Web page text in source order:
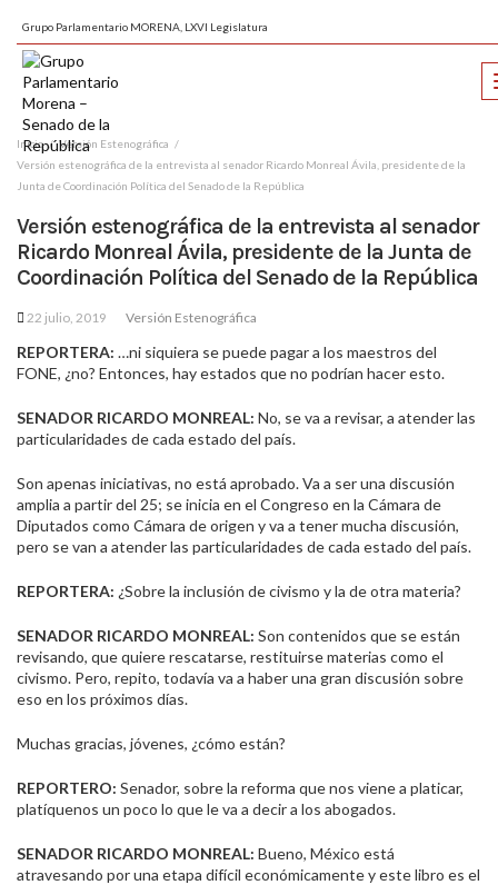
Grupo Parlamentario MORENA, LXVI Legislatura
Inicio
Versión Estenográfica
Versión estenográfica de la entrevista al senador Ricardo Monreal Ávila, presidente de la
Junta de Coordinación Política del Senado de la República
Versión estenográfica de la entrevista al senador
Ricardo Monreal Ávila, presidente de la Junta de
Coordinación Política del Senado de la República
22 julio, 2019 Versión Estenográfica
REPORTERA: …ni siquiera se puede pagar a los maestros del
FONE, ¿no? Entonces, hay estados que no podrían hacer esto.
SENADOR RICARDO MONREAL: No, se va a revisar, a atender las
particularidades de cada estado del país.
Son apenas iniciativas, no está aprobado. Va a ser una discusión
amplia a partir del 25; se inicia en el Congreso en la Cámara de
Diputados como Cámara de origen y va a tener mucha discusión,
pero se van a atender las particularidades de cada estado del país.
REPORTERA: ¿Sobre la inclusión de civismo y la de otra materia?
SENADOR RICARDO MONREAL: Son contenidos que se están
revisando, que quiere rescatarse, restituirse materias como el
civismo. Pero, repito, todavía va a haber una gran discusión sobre
eso en los próximos días.
Muchas gracias, jóvenes, ¿cómo están?
REPORTERO: Senador, sobre la reforma que nos viene a platicar,
platíquenos un poco lo que le va a decir a los abogados.
SENADOR RICARDO MONREAL: Bueno, México está
atravesando por una etapa difícil económicamente y este libro es el